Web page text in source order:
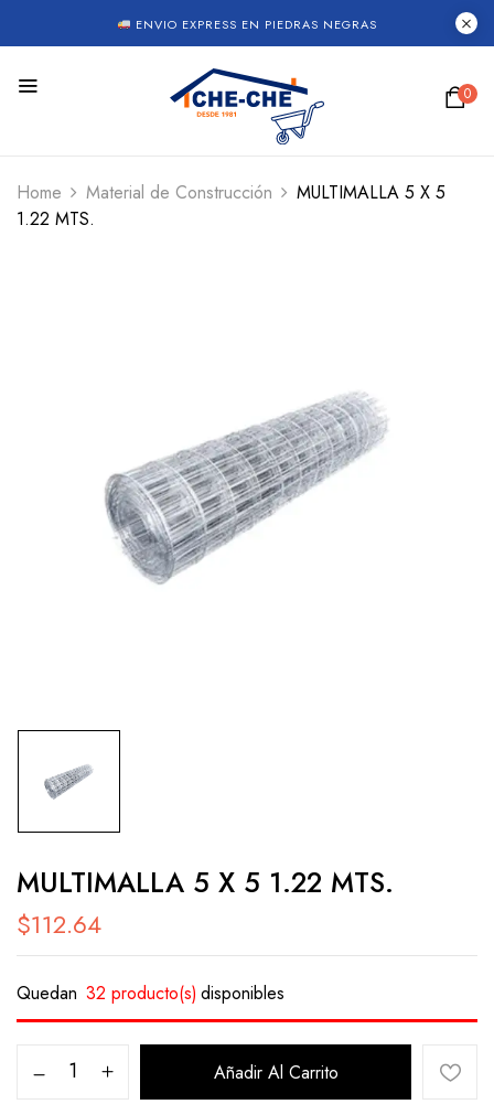
ENVIO EXPRESS EN PIEDRAS NEGRAS
0
Home Material de Construcción
MULTIMALLA 5 X 5
1.22 MTS.
MULTIMALLA 5 X 5 1.22 MTS.
$112.64
Quedan 32 producto(s) disponibles
Añadir Al Carrito